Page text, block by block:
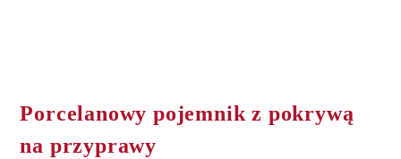
Porcelanowy pojemnik z pokrywą
na przyprawy